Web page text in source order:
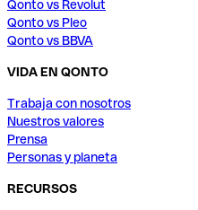
Qonto vs Revolut
Qonto vs Pleo
Qonto vs BBVA
VIDA EN QONTO
Trabaja con nosotros
Nuestros valores
Prensa
Personas y planeta
RECURSOS